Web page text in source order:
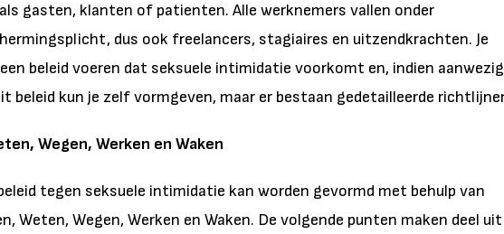
gasten, klanten of patienten. Alle werknemers vallen onder
dus ook freelancers, stagiaires en uitzendkrachten. Je
beleid voeren dat seksuele intimidatie voorkomt en, indien
beleid kun je zelf vormgeven, maar er bestaan gedetailleerde
Wegen, Werken en Waken
tegen seksuele intimidatie kan worden gevormd met behulp van
Weten, Wegen, Werken en Waken. De volgende punten maken deel uit